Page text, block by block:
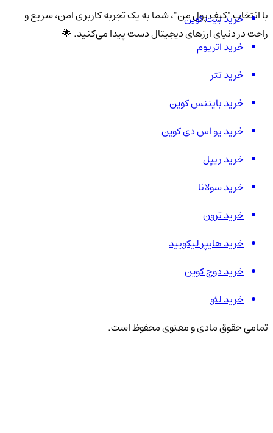
با انتخاب "کیف پول من"، شما به یک تجربه کاربری امن، سریع و
راحت در دنیای ارزهای دیجیتال دست پیدا می‌کنید. 🌟
خرید بیت کوین
خرید اتریوم
خرید تتر
خرید بایننس کوین
خرید یو اس دی کوین
خرید ریپل
خرید سولانا
خرید ترون
خرید هایپر لیکویید
خرید دوج کوین
خرید لئو
تمامی حقوق مادی و معنوی محفوظ است.